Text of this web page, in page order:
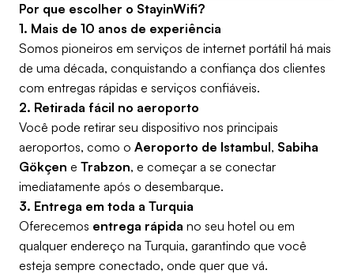
Por que escolher o StayinWifi?
1. Mais de 10 anos de experiência
Somos pioneiros em serviços de internet portátil há mais
de uma década, conquistando a confiança dos clientes
com entregas rápidas e serviços confiáveis.
2. Retirada fácil no aeroporto
Você pode retirar seu dispositivo nos principais
aeroportos, como o Aeroporto de Istambul, Sabiha
Gökçen e Trabzon, e começar a se conectar
imediatamente após o desembarque.
3. Entrega em toda a Turquia
Oferecemos entrega rápida no seu hotel ou em
qualquer endereço na Turquia, garantindo que você
esteja sempre conectado, onde quer que vá.